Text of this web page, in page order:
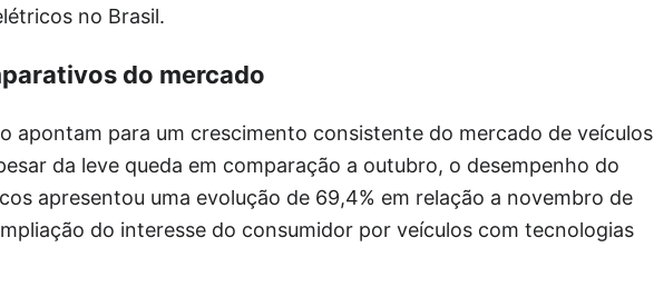
no Brasil.
do mercado
apontam para um crescimento consistente do mercado de veículos
da leve queda em comparação a outubro, o desempenho do
apresentou uma evolução de 69,4% em relação a novembro de
do interesse do consumidor por veículos com tecnologias